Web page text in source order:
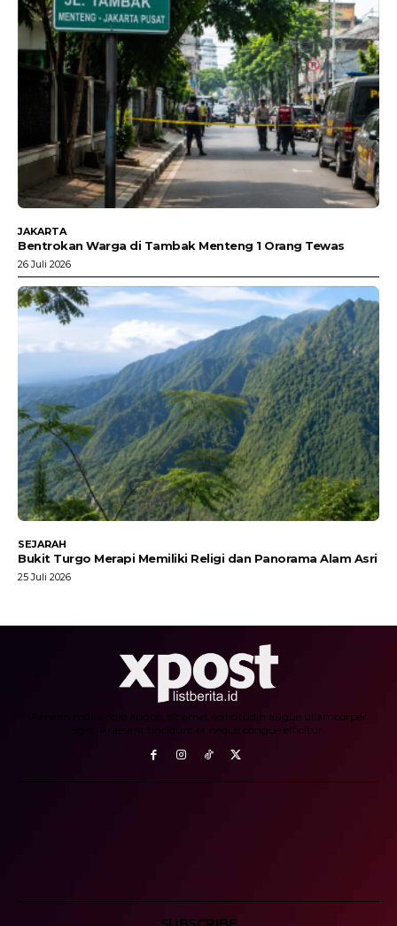
JAKARTA
Bentrokan Warga di Tambak Menteng 1 Orang Tewas
26 Juli 2026
SEJARAH
Bukit Turgo Merapi Memiliki Religi dan Panorama Alam Asri
25 Juli 2026
Aenean mollis odio augue, sit amet sollicitudin augue ullamcorper
eget. Praesent tincidunt et neque congue efficitur.